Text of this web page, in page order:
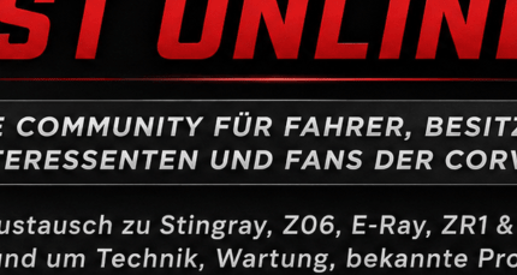
Bremsverhalten wie Original.
Gelochte/GeschlitzteBremsscheiben haben ein
Im Vordergrund steht eine bessere Performance gepaart mit
Natürlich spielt auch die sportliche Optik einer solchen
Prinzipiell werden Bremsscheiben mit Löchern / Schlitzen
Gase zu beschleunigen.
Bremsbelag aufgeraut und verhindert ein verglasen der
Gleichzeitig verbessern solchermaßen präparierte